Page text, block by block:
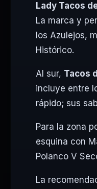
Lady Tacos
La marca y
los Azulejos,
Histórico.
Al sur, Tacos
incluye entre
rápido; sus
Para la zona
esquina con
Polanco V
La